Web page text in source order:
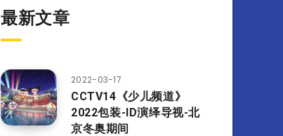
最新文章
2022-03-17
CCTV14《少儿频道》
2022包装-ID演绎导视-北
京冬奥期间